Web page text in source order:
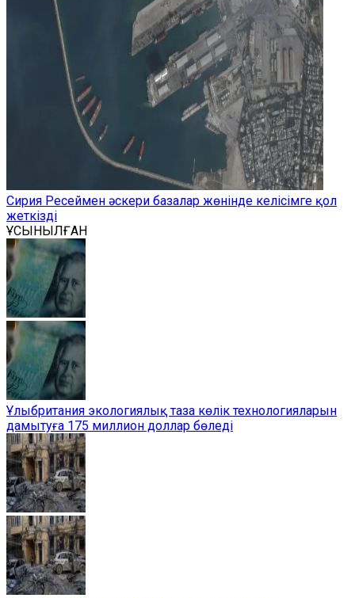
Сирия Ресеймен әскери базалар жөнінде келісімге қол
жеткізді
ҰСЫНЫЛҒАН
Ұлыбритания экологиялық таза көлік технологияларын
дамытуға 175 миллион доллар бөледі